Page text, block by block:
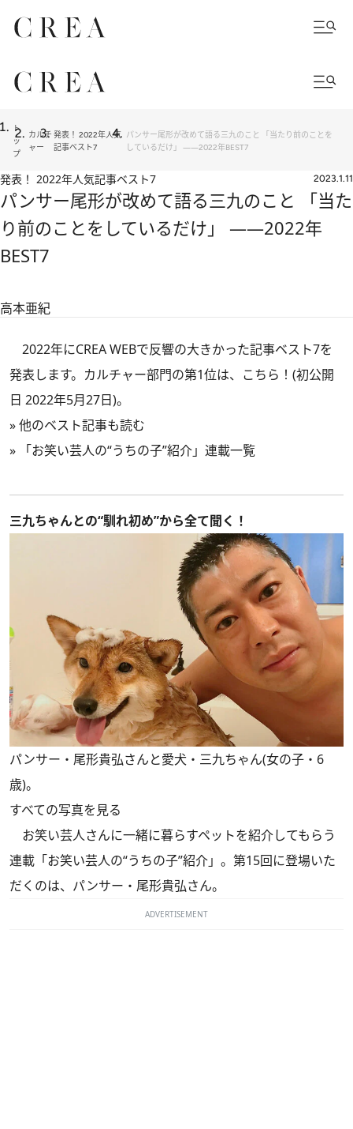
ト
ッ
プ
カルチ
ャー
発表！ 2022年人気
記事ベスト7
パンサー尾形が改めて語る三九のこと 「当たり前のことを
しているだけ」 ――2022年BEST7
発表！ 2022年人気記事ベスト7 2023.1.11
パンサー尾形が改めて語る三九のこと 「当た
り前のことをしているだけ」 ――2022年
BEST7
高本亜紀
2022年にCREA WEBで反響の大きかった記事ベスト7を
発表します。カルチャー部門の第1位は、こちら！(初公開
日 2022年5月27日)。
»他のベスト記事も読む
»
「お笑い芸人の“うちの子”紹介」連載一覧
三九ちゃんとの“馴れ初め”から全て聞く！
パンサー・尾形貴弘さんと愛犬・三九ちゃん(女の子・6
歳)。
すべての写真を見る
お笑い芸人さんに一緒に暮らすペットを紹介してもらう
連載「お笑い芸人の“うちの子”紹介」。第15回に登場いた
だくのは、パンサー・尾形貴弘さん。
ADVERTISEMENT